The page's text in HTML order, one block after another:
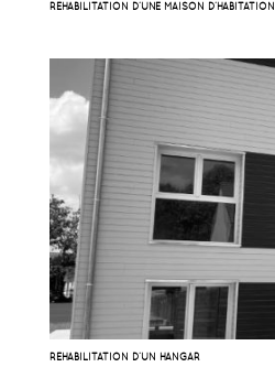
RÉHABILITATION D’UNE MAISON D’HABITATION
RÉHABILITATION D’UN HANGAR